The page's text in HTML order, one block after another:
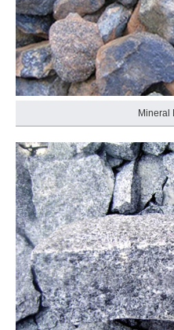
Mineral